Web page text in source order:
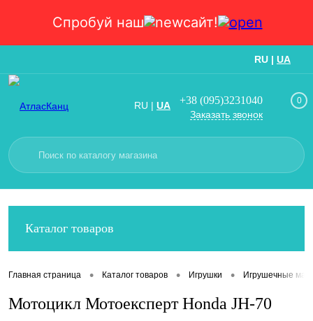
Спробуй наш сайт!
RU | UA
RU | UA +38 (095)3231040
Заказать звонок
0
Каталог товаров
Главная страница • Каталог товаров • Игрушки • Игрушечные
Мотоцикл Мотоексперт Honda JH-70